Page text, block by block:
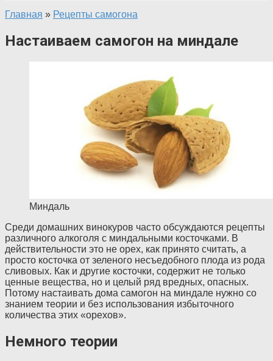
Главная » Рецепты самогона
Настаиваем самогон на миндале
Миндаль
Среди домашних винокуров часто обсуждаются рецепты
различного алкоголя с миндальными косточками. В
действительности это не орех, как принято считать, а
просто косточка от зеленого несъедобного плода из рода
сливовых. Как и другие косточки, содержит не только
ценные вещества, но и целый ряд вредных, опасных.
Потому настаивать дома самогон на миндале нужно со
знанием теории и без использования избыточного
количества этих «орехов».
Немного теории